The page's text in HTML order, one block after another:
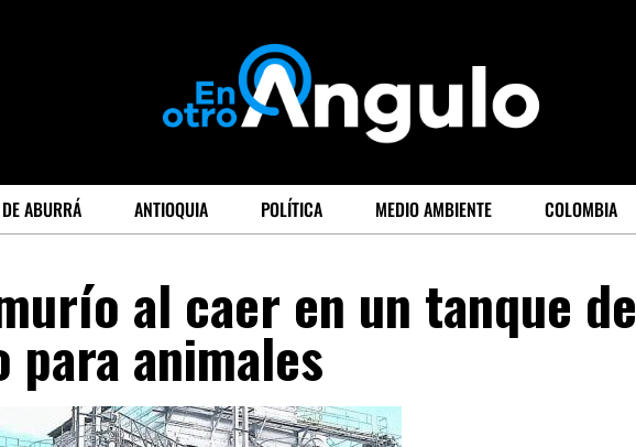
ABURRÁ ANTIOQUIA POLÍTICA MEDIO AMBIENTE COLOMBIA
al caer en un tanque de
animales